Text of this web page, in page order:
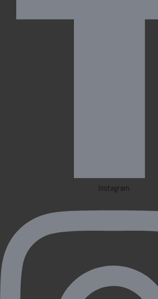
Instagram